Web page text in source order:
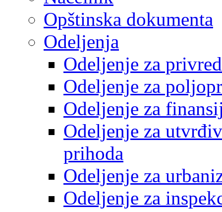
Opštinska dokumenta
Odeljenja
Odeljenje za
Odeljenje za
Odeljenje za
Odeljenje za
prihoda
Odeljenje za
Odeljenje za